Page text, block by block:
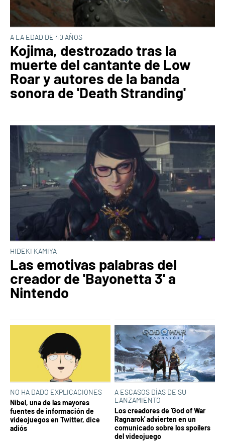
A LA EDAD DE 40 AÑOS
Kojima, destrozado tras la
muerte del cantante de Low
Roar y autores de la banda
sonora de 'Death Stranding'
HIDEKI KAMIYA
Las emotivas palabras del
creador de 'Bayonetta 3' a
Nintendo
NO HA DADO EXPLICACIONES
Nibel, una de las mayores
fuentes de información de
videojuegos en Twitter, dice
adiós
A ESCASOS DÍAS DE SU
LANZAMIENTO
Los creadores de 'God of War
Ragnarok' advierten en un
comunicado sobre los spoílers
del videojuego